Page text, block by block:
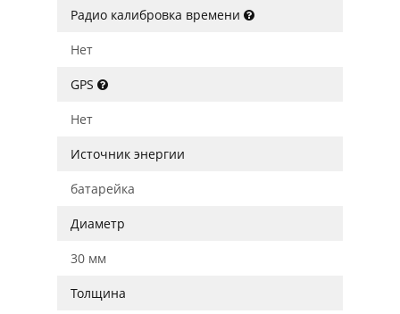
Радио калибровка времени
Нет
GPS
Нет
Источник энергии
батарейка
Диаметр
30 мм
Толщина